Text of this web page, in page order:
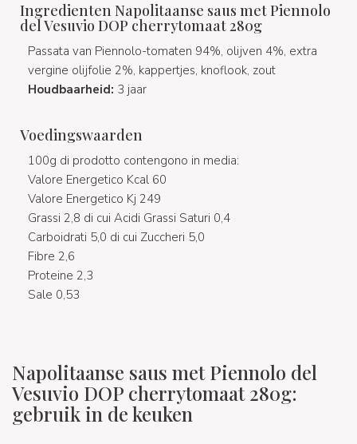
Ingredienten Napolitaanse saus met Piennolo
del Vesuvio DOP cherrytomaat 280g
Passata van Piennolo-tomaten 94%, olijven 4%, extra
vergine olijfolie 2%, kappertjes, knoflook, zout
Houdbaarheid: 3 jaar
Voedingswaarden
100g di prodotto contengono in media:
Valore Energetico Kcal 60
Valore Energetico Kj 249
Grassi 2,8 di cui Acidi Grassi Saturi 0,4
Carboidrati 5,0 di cui Zuccheri 5,0
Fibre 2,6
Proteine 2,3
Sale 0,53
Napolitaanse saus met Piennolo del
Vesuvio DOP cherrytomaat 280g:
gebruik in de keuken